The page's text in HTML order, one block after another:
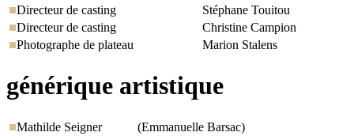
Directeur de casting
Stéphane Touitou
Directeur de casting
Christine Campion
Photographe de plateau
Marion Stalens
générique artistique
Mathilde Seigner
(Emmanuelle Barsac)